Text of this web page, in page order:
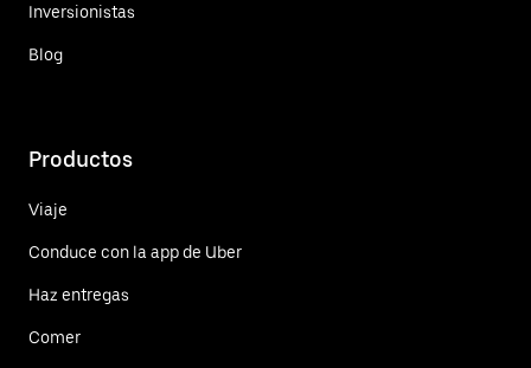
Inversionistas
Blog
Productos
Viaje
Conduce con la app de Uber
Haz entregas
Comer